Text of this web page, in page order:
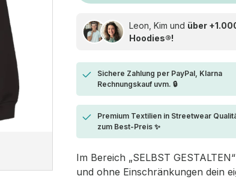
Leon, Kim und über
Hoodies®!
Sichere Zahlung per PayPal, Klarna
Rechnungskauf uvm. 🔒
Premium Textilien in Streetwear
zum Best-Preis ✨
Im Bereich „SELBST
und ohne Einschränkungen dein